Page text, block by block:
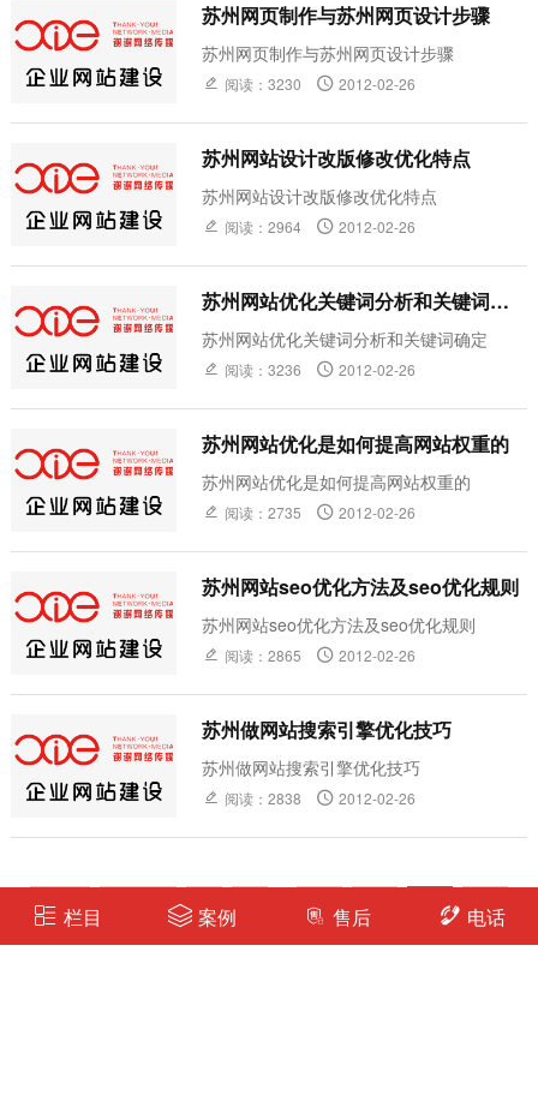
苏州网页制作与苏州网页设计步骤
苏州网页制作与苏州网页设计步骤
阅读：3230 2012-02-26
苏州网站设计改版修改优化特点
苏州网站设计改版修改优化特点
阅读：2964 2012-02-26
苏州网站优化关键词分析和关键词确
定
苏州网站优化关键词分析和关键词确定
阅读：3236 2012-02-26
苏州网站优化是如何提高网站权重的
苏州网站优化是如何提高网站权重的
阅读：2735 2012-02-26
苏州网站seo优化方法及seo优化规则
苏州网站seo优化方法及seo优化规则
阅读：2865 2012-02-26
苏州做网站搜索引擎优化技巧
苏州做网站搜索引擎优化技巧
阅读：2838 2012-02-26
首页 1 74 75
77
栏目 案例 售后 电话